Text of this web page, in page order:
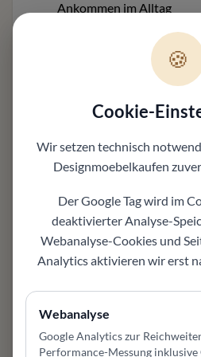
Ankommen im Alltag
unterstreicht Komfort,
Nutzung im Alltag
Stimmige Proportionen
wirken ausgewogen und
integrieren
Material und Ausführung
Lederqualität: Cavila
Varianten
weitere Optionen können
Hochwertige
ideal, wenn ein
Einsatzbereich
geeignet für
oder Leseecke
Design und Komfort
🍪
Cookie-
Wir setzen technisch
Designmoebelkaufen
Der Google Tag wird im
deaktivierter Analyse-
Webanalyse-Cookies und
Analytics aktivieren wir erst
Webanalyse
Google Analytics zur
Performance-Messung inklusive